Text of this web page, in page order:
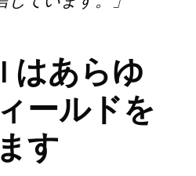
はあらゆ
ールドを
す